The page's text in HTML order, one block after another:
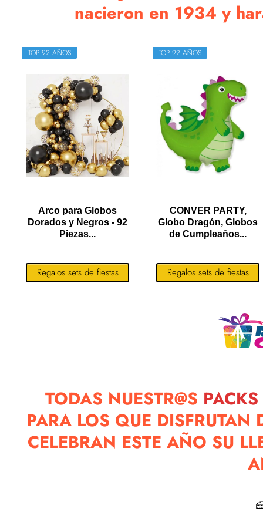
nacieron en 1934 y
TOP 92 AÑOS
Arco para Globos
Dorados y Negros - 92
Piezas...
Regalos sets de fiestas
TOP 92 AÑOS
CONVER PARTY,
Globo Dragón, Globos
de Cumpleaños...
Regalos sets de fiestas
TODAS NUESTR@S
PARA LOS QUE
CELEBRAN ESTE AÑO SU